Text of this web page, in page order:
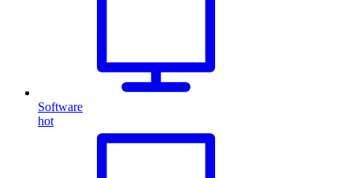
Software
hot